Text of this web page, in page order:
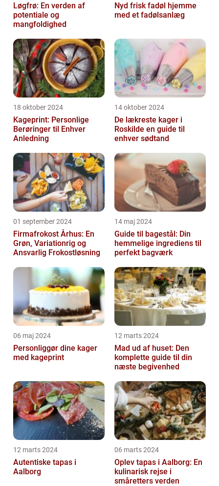
Løgfrø: En verden af
potentiale og
mangfoldighed
Nyd frisk fadøl hjemme
med et fadølsanlæg
18 oktober 2024
Kageprint: Personlige
Berøringer til Enhver
Anledning
14 oktober 2024
De lækreste kager i
Roskilde en guide til
enhver sødtand
01 september 2024
Firmafrokost Århus: En
Grøn, Variationrig og
Ansvarlig Frokostløsning
14 maj 2024
Guide til bagestål: Din
hemmelige ingrediens til
perfekt bagværk
06 maj 2024
Personliggør dine kager
med kageprint
12 marts 2024
Mad ud af huset: Den
komplette guide til din
næste begivenhed
12 marts 2024
Autentiske tapas i
Aalborg
06 marts 2024
Oplev tapas i Aalborg: En
kulinarisk rejse i
småretters verden